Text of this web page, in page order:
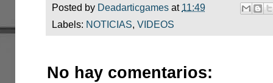
Posted by Deadarticgames at 11:49
Labels: NOTICIAS, VIDEOS
No hay comentarios: